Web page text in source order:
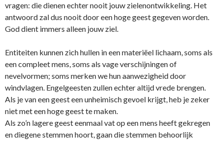
vragen: die dienen echter nooit jouw zielenontwikkeling. Het
antwoord zal dus nooit door een hoge geest gegeven worden.
God dient immers alleen jouw ziel.
Entiteiten kunnen zich hullen in een materiëel lichaam, soms als
een compleet mens, soms als vage verschijningen of
nevelvormen; soms merken we hun aanwezigheid door
windvlagen. Engelgeesten zullen echter altijd vrede brengen.
Als je van een geest een unheimisch gevoel krijgt, heb je zeker
niet met een hoge geest te maken.
Als zo’n lagere geest eenmaal vat op een mens heeft gekregen
en diegene stemmen hoort, gaan die stemmen behoorlijk